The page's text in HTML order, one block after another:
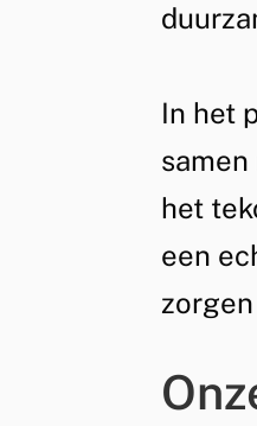
In het
het
een